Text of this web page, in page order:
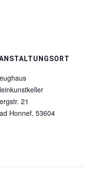
21
Honnef, 53604